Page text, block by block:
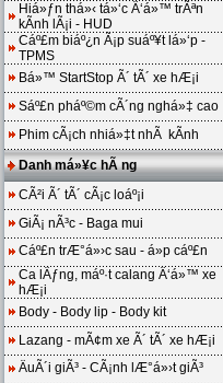
Hiá»ƒn thá»‹ tá»‘c Ä‘á»™ trÃªn
kÃ­nh lÃ¡i - HUD
Cáº£m biáº¿n Ã¡p suáº¥t lá»‘p -
TPMS
Bá»™ StartStop Ã´ tÃ´ xe hÆ¡i
Sáº£n pháº©m cÃ´ng nghá»‡ cao
Phim cÃ¡ch nhiá»‡t nhÃ kÃ­nh
Danh má»¥c hÃ ng
CÃ²i Ã´ tÃ´ cÃ¡c loáº¡i
GiÃ¡ nÃ³c - Baga mui
Cáº£n trÆ°á»›c sau - á»p cáº£n
Ca lÄƒng, máº·t calang Ä‘á»™ xe
hÆ¡i
Body - Body lip - Body kit
Lazang - mÃ¢m xe Ã´ tÃ´ xe hÆ¡i
ÄuÃ´i giÃ³ - CÃ¡nh lÆ°á»›t giÃ³